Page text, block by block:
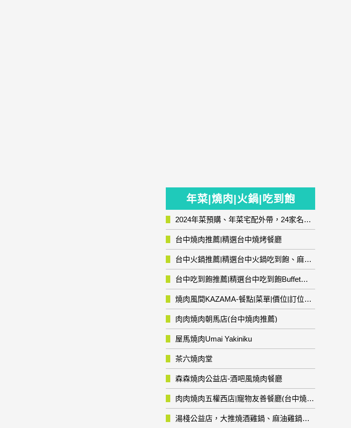
年菜|燒肉|火鍋|吃到飽
2024年菜預購、年菜宅配外帶，24家名店年菜推薦整理，圍爐輕鬆上菜團圓趣
台中燒肉推薦|精選台中燒烤餐廳
台中火鍋推薦|精選台中火鍋吃到飽、麻辣鍋、鴛鴦鍋、石頭火鍋、酸菜白肉鍋、海鮮鍋、燒酒雞、麻油雞、壽喜燒等熱門人氣火鍋店!
台中吃到飽推薦|精選台中吃到飽Buffet自助餐廳
燒肉風間KAZAMA-餐點|菜單|價位|訂位資訊
肉肉燒肉朝馬店(台中燒肉推薦)
屋馬燒肉Umai Yakiniku
茶六燒肉堂
森森燒肉公益店-酒吧風燒肉餐廳
肉肉燒肉五權西店|寵物友善餐廳(台中燒肉推薦)
湯棧公益店，大推燒酒雞鍋、麻油雞鍋暖暖有夠補